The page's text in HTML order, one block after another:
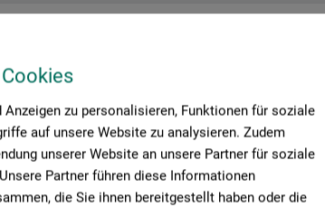
zu personalisieren, Funktionen für soziale
auf unsere Website zu analysieren. Zudem
unserer Website an unsere Partner für soziale
Partner führen diese Informationen
die Sie ihnen bereitgestellt haben oder die